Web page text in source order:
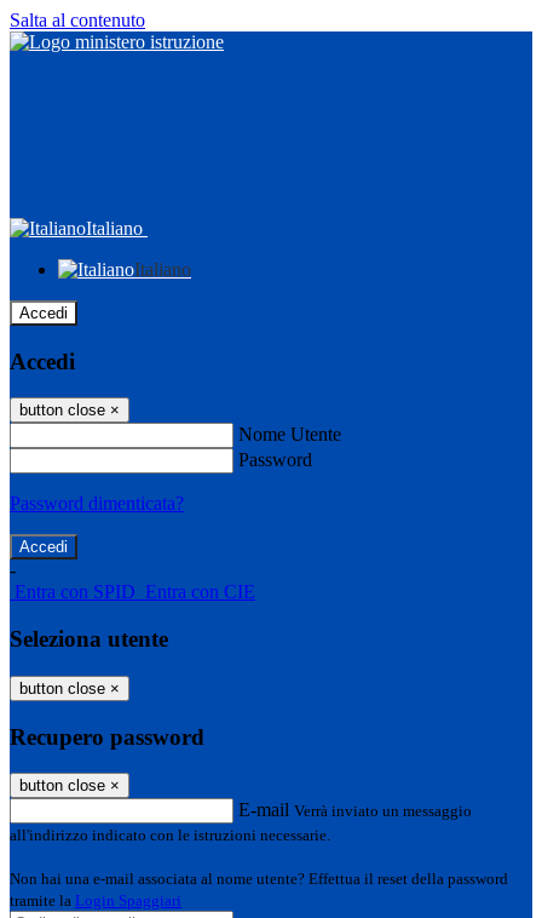
Salta al contenuto
Italiano
Italiano
Accedi
Accedi
button close ×
Nome Utente
Password
Password dimenticata?
-
Entra con SPID Entra con CIE
Seleziona utente
button close ×
Recupero password
button close ×
E-mail Verrà inviato un messaggio
all'indirizzo indicato con le istruzioni necessarie.
Non hai una e-mail associata al nome utente? Effettua il reset della password
tramite la Login Spaggiari